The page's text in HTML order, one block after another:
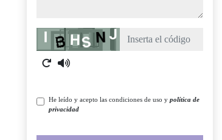
Captcha
He leído y acepto las condiciones de uso y política de
privacidad